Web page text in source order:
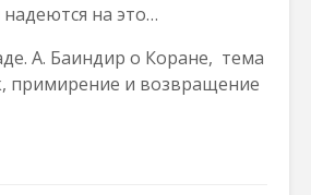
на это…
А. Баиндир о Коране, тема
примирение и возвращение